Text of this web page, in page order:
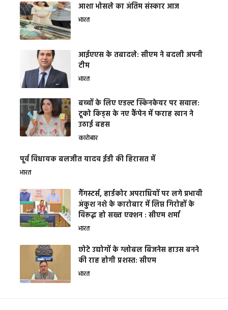
आशा भोसले का अंतिम संस्कार आज
भारत
आईएएस के तबादले: सीएम ने बदली अपनी
टीम
भारत
बच्चों के लिए एडल्ट स्किनकेयर पर सवाल:
टूको किड्स के नए कैंपेन में फराह खान ने
उठाई बहस
कारोबार
पूर्व विधायक बलजीत यादव ईडी की हिरासत में
भारत
गैंगस्टर्स, हार्डकोर अपराधियों पर लगे प्रभावी
अंकुश नशे के कारोबार में लिप्त गिरोहों के
विरूद्ध हो सख्त एक्शन : सीएम शर्मा
भारत
छोटे उद्योगों के ग्लोबल बिजनेस हाउस बनने
की राह होगी प्रशस्त: सीएम
भारत